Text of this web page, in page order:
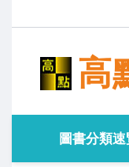
高
圖書分類速